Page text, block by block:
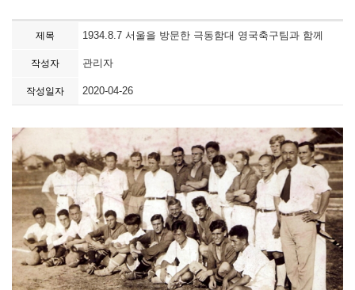
제목 1934.8.7 서울을 방문한 극동함대 영국축구팀과 함께
작성자 관리자
작성일자 2020-04-26